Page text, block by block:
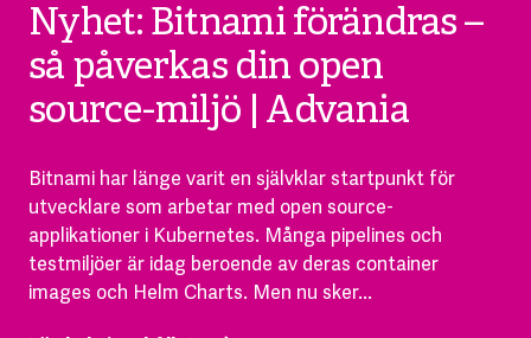
Nyhet: Bitnami förändras –
så påverkas din open
source-miljö | Advania
Bitnami har länge varit en självklar startpunkt för
utvecklare som arbetar med open source-
applikationer i Kubernetes. Många pipelines och
testmiljöer är idag beroende av deras container
images och Helm Charts. Men nu sker...